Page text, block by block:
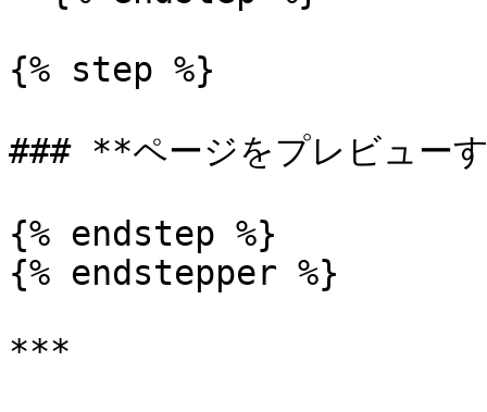
{% step %}
### **ページをプレビュー
{% endstep %}
{% endstepper %}
***